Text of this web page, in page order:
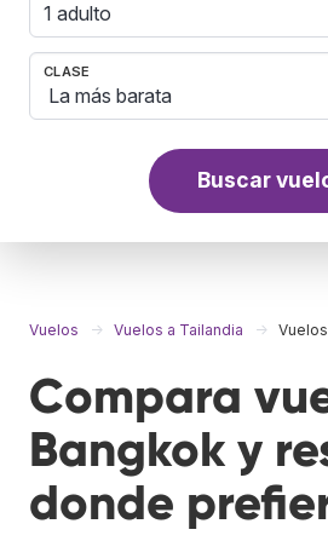
1 adulto
CLASE
Buscar
Vuelos Vuelos a Tailandia
Compara
Bangkok y
donde